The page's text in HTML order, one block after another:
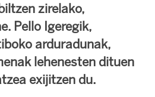
zirelako,
Pello Igeregik,
arduradunak,
lehenesten dituen
exijitzen du.